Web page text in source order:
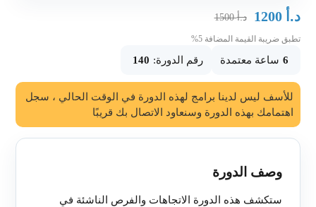
د.أ 1200 د.أ1500
تطبق ضريبة القيمة المضافة 5%
6 ساعة معتمدة رقم الدورة: 140
للأسف ليس لدينا برامج لهذه الدورة في الوقت الحالي ، سجل
اهتمامك بهذه الدورة وسنعاود الاتصال بك قريبًا
وصف الدورة
ستكشف هذه الدورة الاتجاهات والفرص الناشئة في